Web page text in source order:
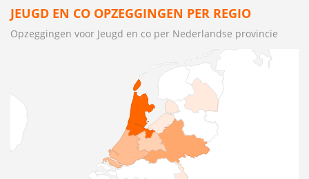
JEUGD EN CO OPZEGGINGEN PER REGIO
Opzeggingen voor Jeugd en co per Nederlandse provincie